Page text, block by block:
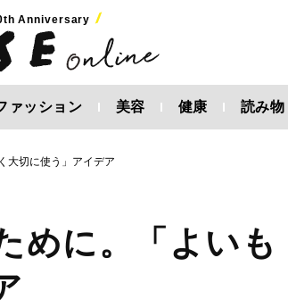
Anniversary
ァッション 美容 健康 読み物
大切に使う」アイデア
めに。「よいも